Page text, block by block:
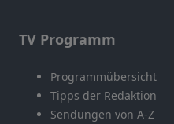
TV Programm
Programmübersicht
Tipps der Redaktion
Sendungen von A-Z